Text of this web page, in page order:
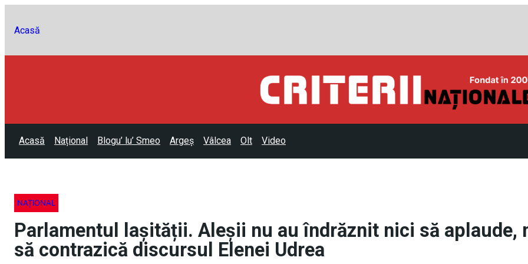
Acasă
Acasă Național Blogu’ lu’ Smeo Argeș Vâlcea Olt Video
NAȚIONAL
Parlamentul lașității. Aleșii nu au îndrăznit nici să aplaude,
să contrazică discursul Elenei Udrea